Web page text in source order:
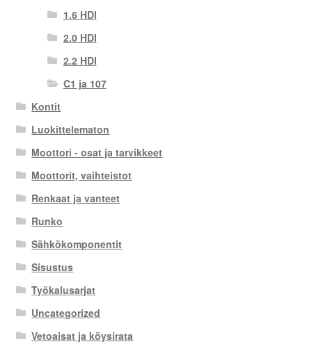
1.6 HDI
2.0 HDI
2.2 HDI
C1 ja 107
Kontit
Luokittelematon
Moottori - osat ja tarvikkeet
Moottorit, vaihteistot
Renkaat ja vanteet
Runko
Sähkökomponentit
Sisustus
Työkalusarjat
Uncategorized
Vetoaisat ja köysirata